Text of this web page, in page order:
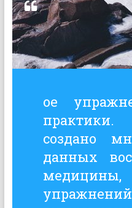
ое
создано
данных